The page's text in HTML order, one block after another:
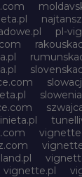
pl-
vignette.pl